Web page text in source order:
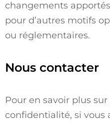
changements
pour d’autres motifs
ou réglementaires.
Nous contacter
Pour en savoir plus
confidentialité, si vous